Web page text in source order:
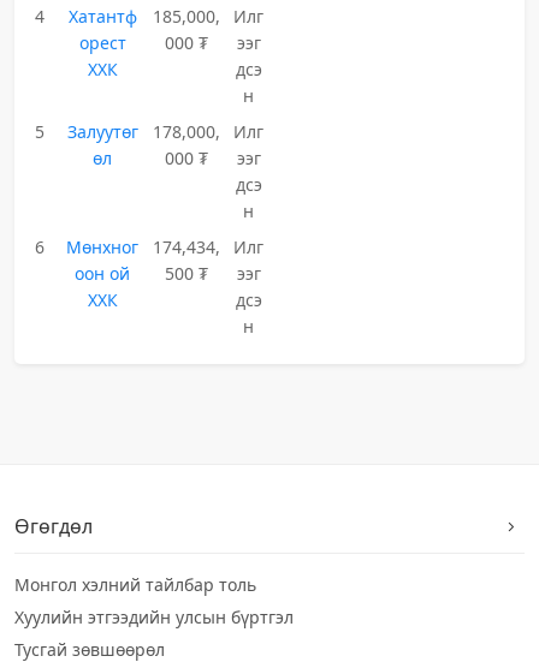
4
Хатантф
орест
ХХК
185,000,
000 ₮
Илг
ээг
дсэ
н
5
Залуутөг
өл
178,000,
000 ₮
Илг
ээг
дсэ
н
6
Мөнхног
оон ой
ХХК
174,434,
500 ₮
Илг
ээг
дсэ
н
Өгөгдөл
Монгол хэлний тайлбар толь
Хуулийн этгээдийн улсын бүртгэл
Тусгай зөвшөөрөл